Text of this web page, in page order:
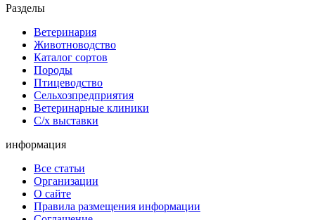
Разделы
Ветеринария
Животноводство
Каталог сортов
Породы
Птицеводство
Сельхозпредприятия
Ветеринарные клиники
С/х выставки
информация
Все статьи
Организации
О сайте
Правила размещения информации